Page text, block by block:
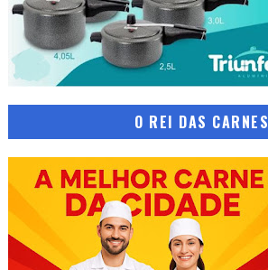
O REI DAS CARNES